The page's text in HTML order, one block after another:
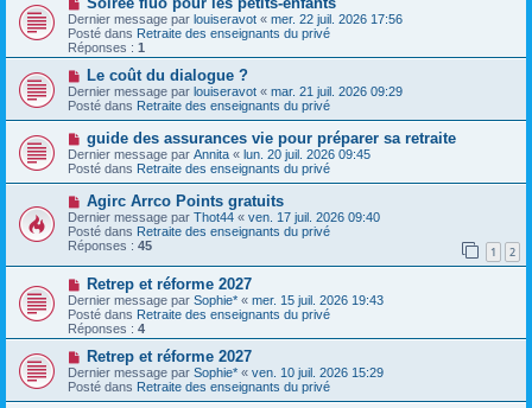
a
g
e
u
m
e
s
s
a
g
e
o
u
v
e
a
u
m
e
s
a
g
e
Dernier message par louiseravot « mer. 22 juil. 2026 17:56
Posté dans Retraite des enseignants du privé
Réponses : 1
N
o
u
v
a
u
m
e
s
s
a
g
e
Le coût du dialogue ?
Dernier message par louiseravot « mar. 21 juil. 2026 09:29
Posté dans Retraite des enseignants du privé
N
o
u
v
a
u
m
e
s
s
a
g
e
guide des assurances vie pour préparer sa retraite
Dernier message par Annita « lun. 20 juil. 2026 09:45
Posté dans Retraite des enseignants du privé
N
o
u
v
e
a
m
e
s
s
a
g
e
Agirc Arrco Points gratuits
Dernier message par Thot44 « ven. 17 juil. 2026 09:40
Posté dans Retraite des enseignants du privé
Réponses : 45 1 2
N
o
u
v
e
a
u
m
e
Retrep et réforme 2027
Dernier message par Sophie* « mer. 15 juil. 2026 19:43
Posté dans Retraite des enseignants du privé
Réponses : 4
N
o
u
v
Retrep et réforme 2027
Dernier message par Sophie* « ven. 10 juil. 2026 15:29
Posté dans Retraite des enseignants du privé